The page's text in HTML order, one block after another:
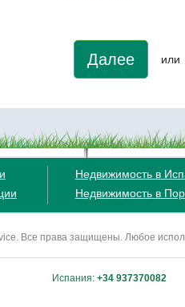
Далее или
Недвижимость в
Недвижимость в
Все права защищены. Любое
Испания: +34 937370082